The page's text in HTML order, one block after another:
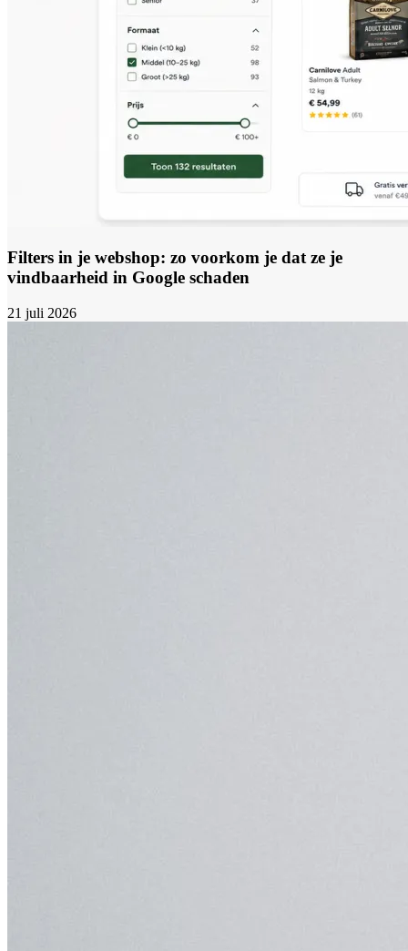
Filters in je webshop: zo voorkom je dat ze je
vindbaarheid in Google schaden
21 juli 2026